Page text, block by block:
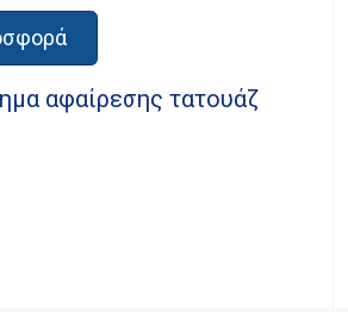
αφαίρεσης τατουάζ